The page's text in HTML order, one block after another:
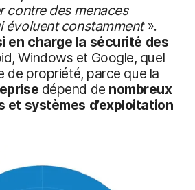
contre des menaces
évoluent constamment».
en charge la sécurité des
Windows et Google, quel
de propriété, parce que la
dépend de nombreux
et systèmes d’exploitation